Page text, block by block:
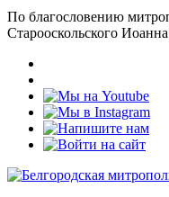
По благословению
Старооскольского Иоанна